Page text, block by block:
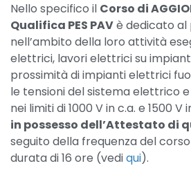
Nello specifico il Corso di
Qualifica PES PAVè dedicato al
nell’ambito della loro attività
elettrici, lavori elettrici su
prossimità di impianti elettrici
le tensioni del sistema elettrico
nei limiti di 1000 V in c.a. e 1500 V
in possesso dell’Attestato di
seguito della frequenza del
durata di 16 ore (vediqui).